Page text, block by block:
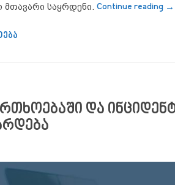
საყრდენი. Continue reading →
და